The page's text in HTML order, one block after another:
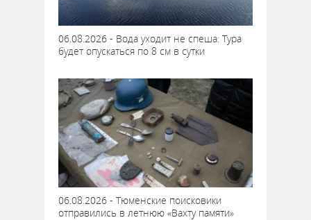
06.08.2026 - Вода уходит не спеша: Тура
будет опускаться по 8 см в сутки
06.08.2026 - Тюменские поисковики
отправились в летнюю «Вахту памяти»